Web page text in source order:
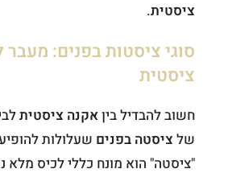
ציסטית.
סוגי ציסטות בפנים:
ציסטית
חשוב להבדיל ביןאקנה ציסטית
של ציסטה בפנים שעלולות
"ציסטה" הוא מונח כללי לכיס מלא